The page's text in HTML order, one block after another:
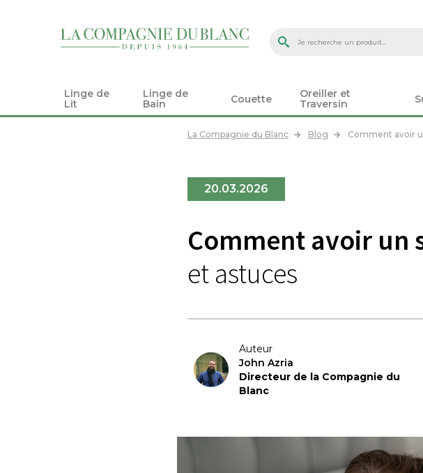
Linge de
Lit
Linge de
Bain
Couette
Oreiller et
Traversin
La Compagnie du Blanc Blog Comment avoir
20.03.2026
Comment avoir un
et astuces
Auteur
John Azria
Directeur de la Compagnie du
Blanc